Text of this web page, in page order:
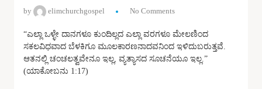
by
elimchurchgospel No Comments
“ಎಲ್ಲಾ ಒಳ್ಳೇ ದಾನಗಳೂ ಕುಂದಿಲ್ಲದ ಎಲ್ಲಾ ವರಗಳೂ ಮೇಲಣಿಂದ
ಸಕಲವಿಧವಾದ ಬೆಳಕಿಗೂ ಮೂಲಕಾರಣನಾದವನಿಂದ ಇಳಿದುಬರುತ್ತವೆ.
ಆತನಲ್ಲಿ ಚಂಚಲತ್ವವೇನೂ ಇಲ್ಲ, ವ್ಯತ್ಯಾಸದ ಸೂಚನೆಯೂ ಇಲ್ಲ.”
(ಯಾಕೋಬನು 1:17)